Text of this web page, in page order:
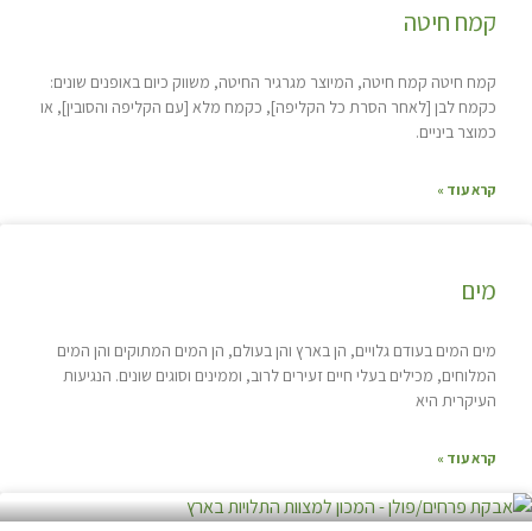
קמח חיטה
קמח חיטה קמח חיטה, המיוצר מגרגיר החיטה, משווק כיום באופנים שונים:
כקמח לבן [לאחר הסרת כל הקליפה], כקמח מלא [עם הקליפה והסובין], או
כמוצר ביניים.
קרא עוד »
מים
מים המים בעודם גלויים, הן בארץ והן בעולם, הן המים המתוקים והן המים
המלוחים, מכילים בעלי חיים זעירים לרוב, וממינים וסוגים שונים. הנגיעות
העיקרית היא
קרא עוד »